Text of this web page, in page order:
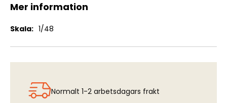
Mer information
Mer
1/48
Normalt 1-2 arbetsdagars frakt